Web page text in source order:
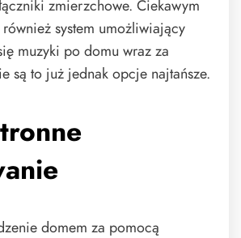
zmierzchowe. Ciekawym
system umożliwiający
muzyki po domu wraz za
są to już jednak opcje najtańsze.
domem za pomocą